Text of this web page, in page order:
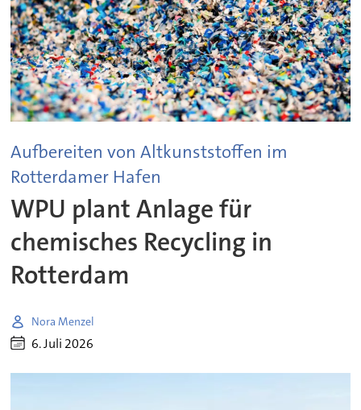
Aufbereiten von Altkunststoffen im
Rotterdamer Hafen
WPU plant Anlage für
chemisches Recycling in
Rotterdam
Nora Menzel
6. Juli 2026